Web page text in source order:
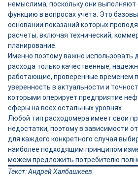
немыслима, поскольку они
функцию в вопросах учета. Это
основании показаний которых
расчеты, включая технический,
планирование.
Именно поэтому важно использовать
расхода только качественные,
работающие, проверенные временем
уверенность в актуальности и
которыми оперирует предприятие
сферы на всех остальных уровнях.
Любой тип расходомера имеет свои
недостатки, поэтому в зависимости
для каждого конкретного случая
наиболее подходящим принципом
можем предложить потребителю
Текст: Андрей Халбашкеев